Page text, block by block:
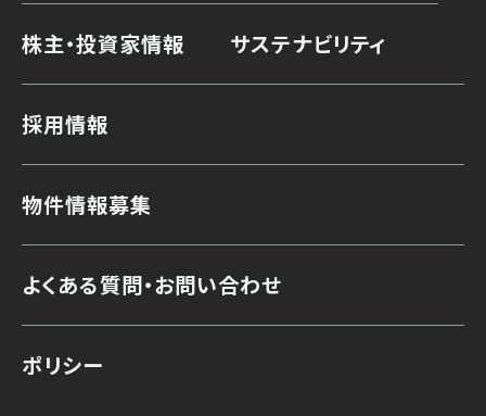
株主・投資家情報 サステナビリティ
採用情報
物件情報募集
よくある質問・お問い合わせ
ポリシー